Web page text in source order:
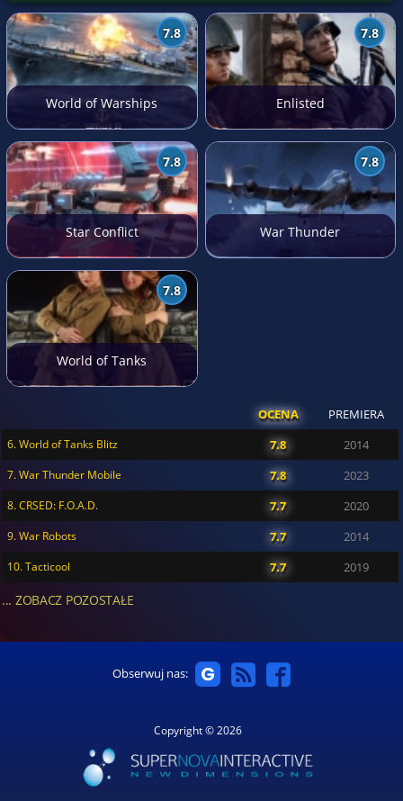
7.8
World of Warships
7.8
Enlisted
7.8
Star Conflict
7.8
War Thunder
7.8
World of Tanks
OCENA PREMIERA
6. World of Tanks Blitz 7.8 2014
7. War Thunder Mobile 7.8 2023
8. CRSED: F.O.A.D. 7.7 2020
9. War Robots 7.7 2014
10. Tacticool 7.7 2019
... ZOBACZ POZOSTAŁE
Obserwuj nas:
Copyright © 2026